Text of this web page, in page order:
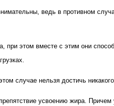
ведь в противном
этом вместе с этим они
случае нельзя достичь никакого
усвоению жира.